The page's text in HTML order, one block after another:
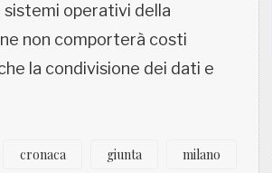
sistemi operativi della
non comporterà costi
la condivisione dei dati e
cronaca giunta
milano